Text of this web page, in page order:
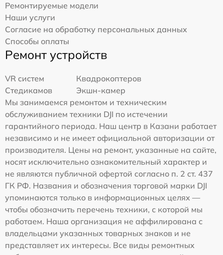
Ремонтируемые модели
Наши услуги
Согласие на обработку персональных данных
Способы оплаты
Ремонт устройств
VR систем
Квадрокоптеров
Стедикамов
Экшн-камер
Мы занимаемся ремонтом и техническим
обслуживанием техники DJI по истечении
гарантийного периода. Наш центр в Казани работает
независимо и не имеет официальной авторизации от
производителя. Цены на ремонт, указанные на сайте,
носят исключительно ознакомительный характер и
не являются публичной офертой согласно п. 2 ст. 437
ГК РФ. Названия и обозначения торговой марки DJI
упоминаются только в информационных целях —
чтобы обозначить перечень техники, с которой мы
работаем. Наша организация не аффилирована с
владельцами указанных товарных знаков и не
представляет их интересы. Все виды ремонтных